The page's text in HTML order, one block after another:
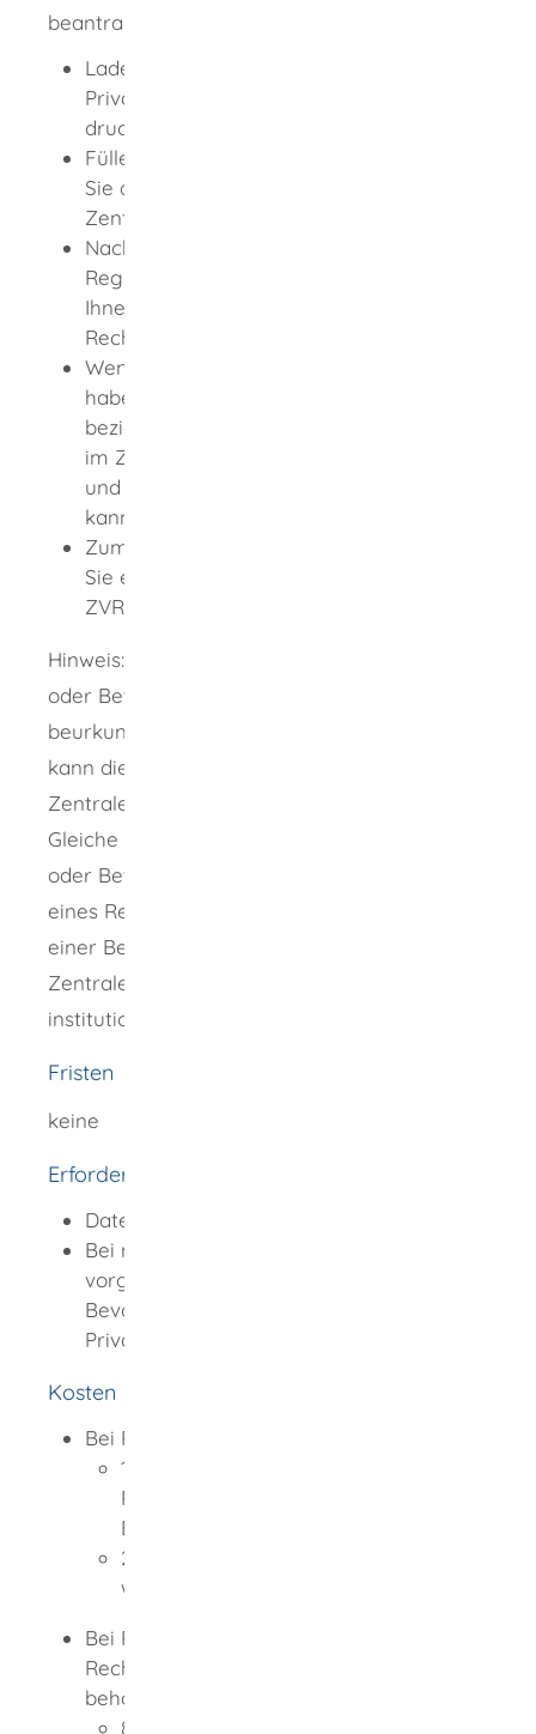
beantragen möchten:
Laden Sie das Formular für
Privatpersonen online herunter und
drucken Sie es aus.
Füllen Sie den Vordruck aus und senden
Sie die Antragsunterlagen an das
Zentrale Vorsorgeregister.
Nachdem Sie schriftlich den Antrag auf
Registrierung gestellt haben, sendet
Ihnen das Zentrale Vorsorgeregister eine
Rechnung zu.
Wenn Sie die anfallende Gebühr bezahlt
haben, wird Ihre Vorsorgevollmacht
beziehungsweise Betreuungsverfügung
im Zentralen Vorsorgeregister registriert
und das zuständige Betreuungsgericht
kann Einsicht nehmen.
Zum Abschluss des Verfahrens erhalten
Sie eine Eintragungsbestätigung und die
ZVR-Card.
Hinweis: Wenn Sie die Vorsorgevollmacht
oder Betreuungsverfügung bei einem Notar
beurkunden oder beglaubigen lassen, dann
kann dieser für Sie die Registrierung im
Zentralen Vorsorgeregister veranlassen. Das
Gleiche gilt, wenn Sie die Vorsorgevollmacht
oder Betreuungsverfügung unter Mitwirkung
eines Rechtsanwalts, Betreuungsvereins oder
einer Betreuungsbehörde errichten, die beim
Zentralen Vorsorgeregister als sogenannter
institutioneller Nutzer registriert ist.
Fristen
keine
Erforderliche Unterlagen
Datenformular für Privatpersonen
Bei mehreren Bevollmächtigten oder
vorgeschlagenen Betreuern: Zusatzblatt
Bevollmächtigte/Betreuer für
Privatpersonen
Kosten
Bei Registrierung durch Privatmelder
13,00 EUR - 18,50 EUR für die
Registrierung des ersten
Bevollmächtigten
2,50 EUR - 3,00 EUR für jeden
weiteren Bevollmächtigten
Bei Registrierung durch Notare,
Rechtsanwälte, Betreuungsvereine und -
behörden
8,50 EUR - 16,00 EUR für die